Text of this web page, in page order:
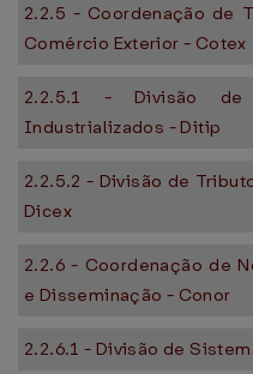
2.2.5 - Coordenação de
Comércio Exterior - Cotex
2.2.5.1 - Divisão de
Industrializados - Ditip
2.2.5.2 - Divisão de
Dicex
2.2.6 - Coordenação de
e Disseminação - Conor
2.2.6.1 - Divisão de